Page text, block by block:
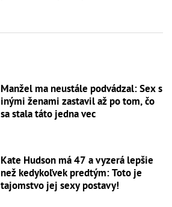
Manžel ma neustále podvádzal: Sex s
inými ženami zastavil až po tom, čo
sa stala táto jedna vec
Kate Hudson má 47 a vyzerá lepšie
než kedykoľvek predtým: Toto je
tajomstvo jej sexy postavy!